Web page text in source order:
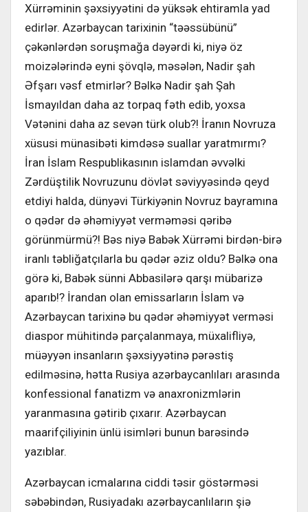
Xürrəminin şəxsiyyətini də yüksək ehtiramla yad
edirlər. Azərbaycan tarixinin “təəssübünü”
çəkənlərdən soruşmağa dəyərdi ki, niyə öz
moizələrində eyni şövqlə, məsələn, Nadir şah
Əfşarı vəsf etmirlər? Bəlkə Nadir şah Şah
İsmayıldan daha az torpaq fəth edib, yoxsa
Vətənini daha az sevən türk olub?! İranın Novruza
xüsusi münasibəti kimdəsə suallar yaratmırmı?
İran İslam Respublikasının islamdan əvvəlki
Zərdüştilik Novruzunu dövlət səviyyəsində qeyd
etdiyi halda, dünyəvi Türkiyənin Novruz bayramına
o qədər də əhəmiyyət verməməsi qəribə
görünmürmü?! Bəs niyə Babək Xürrəmi birdən-birə
iranlı təbliğatçılarla bu qədər əziz oldu? Bəlkə ona
görə ki, Babək sünni Abbasilərə qarşı mübarizə
aparıb!? İrandan olan emissarların İslam və
Azərbaycan tarixinə bu qədər əhəmiyyət verməsi
diaspor mühitində parçalanmaya, müxalifliyə,
müəyyən insanların şəxsiyyətinə pərəstiş
edilməsinə, hətta Rusiya azərbaycanlıları arasında
konfessional fanatizm və anaxronizmlərin
yaranmasına gətirib çıxarır. Azərbaycan
maarifçiliyinin ünlü isimləri bunun barəsində
yazıblar.
Azərbaycan icmalarına ciddi təsir göstərməsi
səbəbindən, Rusiyadakı azərbaycanlıların şiə